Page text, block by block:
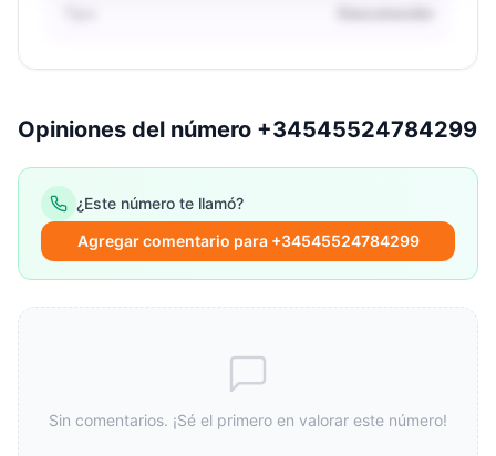
Opiniones del número +34545524784299
¿Este número te llamó?
Agregar comentario para +34545524784299
Sin comentarios. ¡Sé el primero en valorar este número!